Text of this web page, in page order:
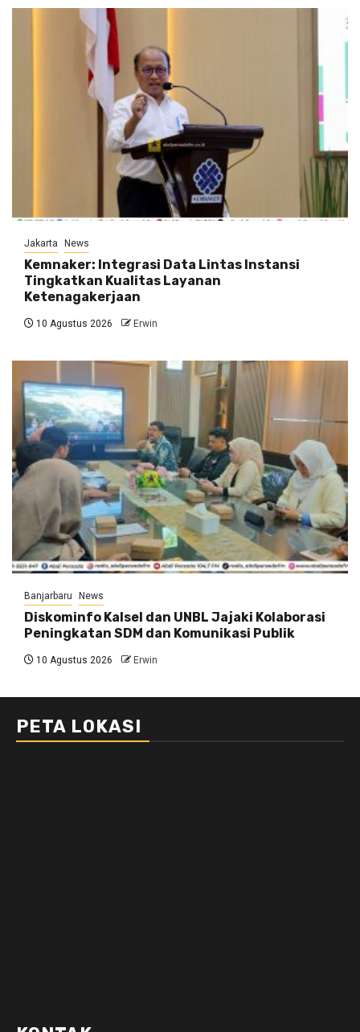
Jakarta News
Kemnaker: Integrasi Data Lintas Instansi
Tingkatkan Kualitas Layanan
Ketenagakerjaan
10 Agustus 2026 Erwin
Banjarbaru News
Diskominfo Kalsel dan UNBL Jajaki Kolaborasi
Peningkatan SDM dan Komunikasi Publik
10 Agustus 2026 Erwin
PETA LOKASI